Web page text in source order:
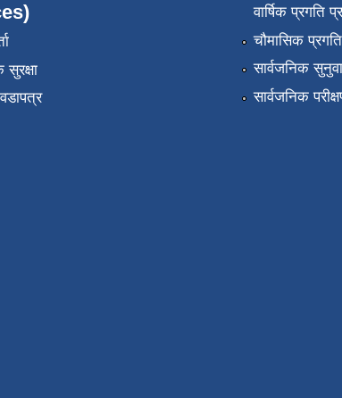
सुरक्षा
वार्षिक प्रगति
चौमासिक
सार्वजनिक
सार्वजनिक